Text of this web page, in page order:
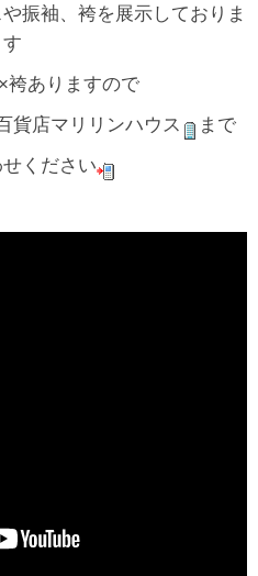
振袖、袴を展示しておりま
す
袴ありますので
貨店マリリンハウス
まで
ください